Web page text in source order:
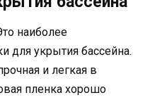
наиболее
для укрытия бассейна.
и легкая в
пленка хорошо